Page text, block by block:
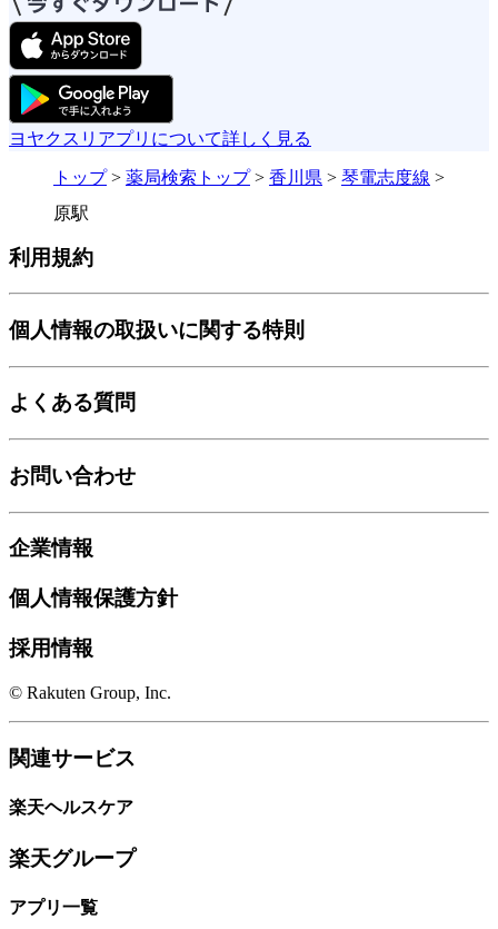
ヨヤクスリアプリについて詳しく見る
トップ> 薬局検索トップ> 香川県 > 琴電志度線 >
原駅
利用規約
個人情報の取扱いに関する特則
よくある質問
お問い合わせ
企業情報
個人情報保護方針
採用情報
© Rakuten Group, Inc.
関連サービス
楽天ヘルスケア
楽天グループ
アプリ一覧